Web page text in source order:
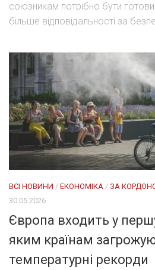
союзникам потрібно бути
більше відповідальності за
ВСІ НОВИНИ / ЕКОНОМІКА / ЗА
30.05.2026
Європа входить у
яким країнам
температурні рекорди